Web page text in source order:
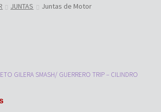
JUNTAS Juntas de Motor
GILERA SMASH/ GUERRERO TRIP – CILINDRO